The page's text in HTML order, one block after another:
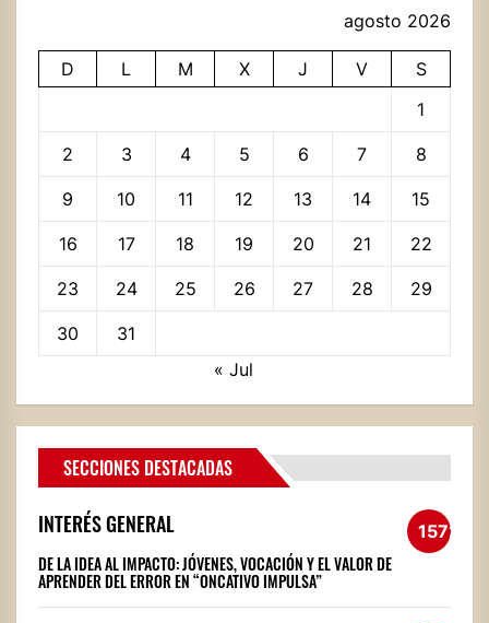
agosto 2026
D L M X J V
S
1
2 3 4 5 6 7 8
9 10 11 12 13 14 15
16 17 18 19 20 21 22
23 24 25 26 27 28 29
30
31
« Jul
SECCIONES DESTACADAS
INTERÉS GENERAL 1572
DE LA IDEA AL IMPACTO: JÓVENES, VOCACIÓN Y EL VALOR DE
APRENDER DEL ERROR EN “ONCATIVO IMPULSA”